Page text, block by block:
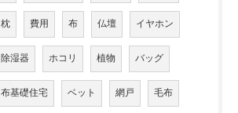
枕 費用 布 仏壇 イヤホン
除湿器 ホコリ 植物 バッグ
布基礎住宅 ベット 網戸 毛布